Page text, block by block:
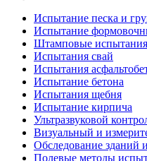
Испытание песка и
Испытание
Штамповые испытания
Испытания свай
Испытания
Испытание бетона
Испытания щебня
Испытание кирпича
Ультразвуковой
Визуальный и
Обследование зданий
Полевые методы